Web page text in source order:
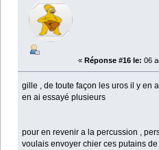
« Réponse #16 le: 06
gille , de toute façon les uros il y en
en ai essayé plusieurs
pour en revenir a la percussion ,
voulais envoyer chier ces putains